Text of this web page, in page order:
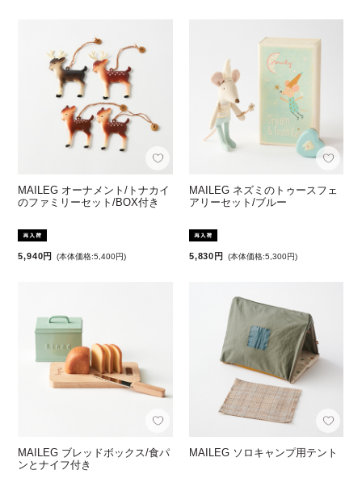
MAILEG オーナメント/トナカイ
のファミリーセット/BOX付き
5,940円 (本体価格:5,400円)
MAILEG ネズミのトゥースフェ
アリーセット/ブルー
5,830円 (本体価格:5,300円)
MAILEG ブレッドボックス/食パ
ンとナイフ付き
MAILEG ソロキャンプ用テント